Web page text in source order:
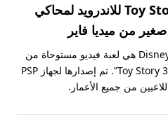
تحميل لعبة Toy Story 3 psp للاندرويد لمحاكي
لعبة Disney-Pixar Toy Story 3 psp هي لعبة فيديو مستوحاة من
فيلم الرسوم المتحركة الشهير “Toy Story 3”. تم إصدارها لجهاز PSP
من جميع الأعمار.